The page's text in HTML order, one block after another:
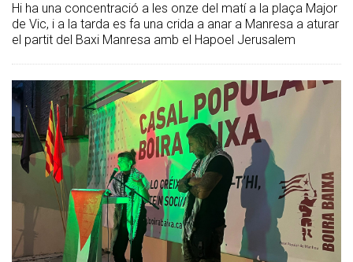
Hi ha una concentració a les onze del matí a la plaça Major
de Vic, i a la tarda es fa una crida a anar a Manresa a aturar
el partit del Baxi Manresa amb el Hapoel Jerusalem